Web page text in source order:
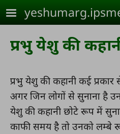
Skip to main content
प्रभु येशु की
प्रभु येशु की कहानी कई
अगर जिन लोगों से सुनाना है
येशु की कहानी छोटे रूप में
काफी समय है तो उनको लम्बे